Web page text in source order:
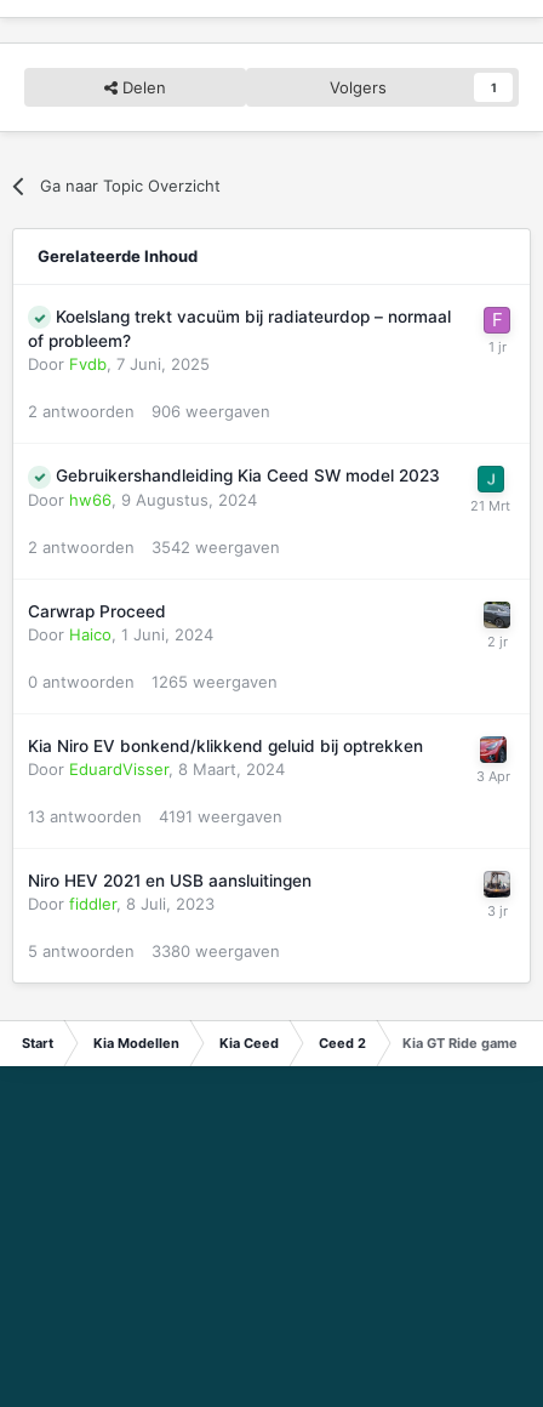
Delen Volgers 1
Ga naar Topic Overzicht
Gerelateerde Inhoud
Koelslang trekt vacuüm bij radiateurdop – normaal
of probleem?
Door Fvdb 7 Juni, 2025
2 antwoorden 906 weergaven
Gebruikershandleiding Kia Ceed SW model 2023
Door hw66 9 Augustus, 2024
2 antwoorden 3542 weergaven
Carwrap Proceed
Door Haico 1 Juni, 2024
0 antwoorden 1265 weergaven
Kia Niro EV bonkend/klikkend geluid bij optrekken
Door EduardVisser, 8 Maart, 2024
13 antwoorden 4191 weergaven
Niro HEV 2021 en USB aansluitingen
Door fiddler, 8 Juli, 2023
5 antwoorden 3380 weergaven
Start Kia Modellen Kia Ceed Ceed 2 Kia GT Ride game